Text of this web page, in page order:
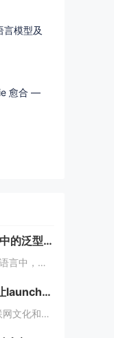
言模型及
愈合 —
Sui 区块链 Move 语言中的泛型详解
前言 在 Sui 区块链 Move 语言中，泛型（Generic）是一个强大的工具，它允许开发者在编写代码时进行类型或属性的抽象替代。这种抽象极大地提高了代码的灵活性，减少了重复逻辑，并提升了代码的可扩展性。本文将深入探讨 Move 中的...
AI赋能，Moonpump让launch先人一步
Memecoin，一种深受互联网文化和幽默所启发的加密货币，近段时间在加密市场中掀起了"meme热“。 只需在社交网络上稍微浏览，就会发现各种meme（迷因），让整个页面变得活泼有趣。这些迷因通过嘲讽和揶揄的方式，轻松地对一些严肃话题进行调...